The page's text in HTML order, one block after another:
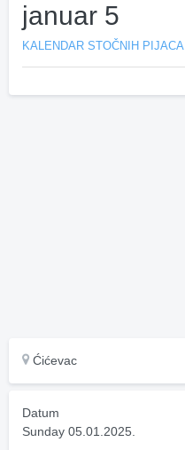
januar 5
KALENDAR STOČNIH PIJACA
Ćićevac
Datum
Sunday 05.01.2025.